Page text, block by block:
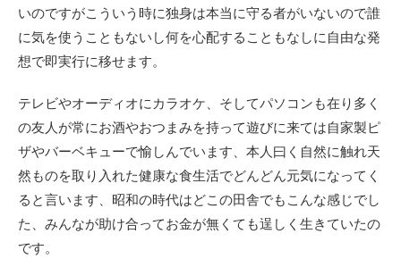
いのですがこういう時に独身は本当に守る者がいないので誰
に気を使うこともないし何を心配することもなしに自由な発
想で即実行に移せます。
テレビやオーディオにカラオケ、そしてパソコンも在り多く
の友人が常にお酒やおつまみを持って遊びに来ては自家製ピ
ザやバーベキューで愉しんでいます、本人曰く自然に触れ天
然ものを取り入れた健康な食生活でどんどん元気になってく
ると言います、昭和の時代はどこの田舎でもこんな感じでし
た、みんなが助け合ってお金が無くても逞しく生きていたの
です。